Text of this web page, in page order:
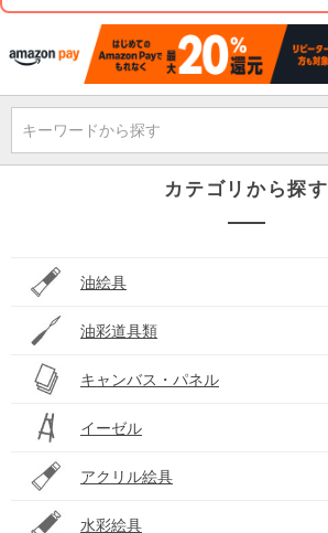
キーワードから探す
カテゴリから探す
油絵具
油彩道具類
キャンバス・パネル
イーゼル
アクリル絵具
水彩絵具